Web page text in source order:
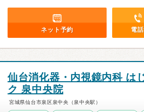
ネット予約 電話
仙台消化器・内視鏡内科 は
ク 泉中央院
宮城県仙台市泉区泉中央（泉中央駅）